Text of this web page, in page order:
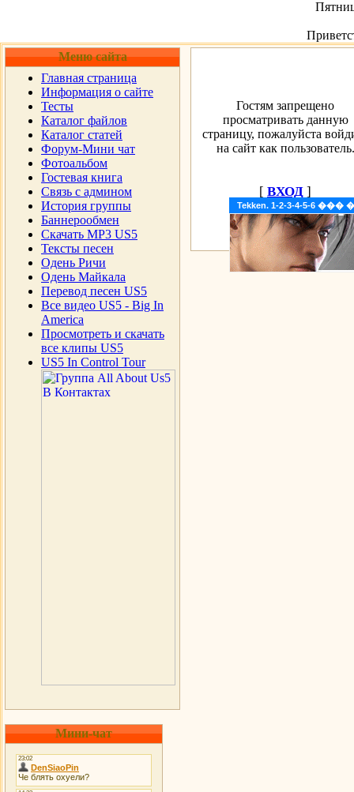
Меню сайта
Главная страница
Информация о сайте
Тесты
Каталог файлов
Каталог статей
Форум-Мини чат
Фотоальбом
Гостевая книга
Cвязь с админом
История группы
Баннерообмен
Скачать MP3 US5
Тексты песен
Одень Ричи
Одень Майкала
Перевод песен US5
Все видео US5 - Big In
America
Просмотреть и скачать
все клипы US5
US5 In Control Tour
Tekken. 1-2-3-4-5-6
Мини-чат
Гостям запрещено
просматривать данную
страницу, пожалуйста
на сайт как пользователь.
[ ВХОД ]